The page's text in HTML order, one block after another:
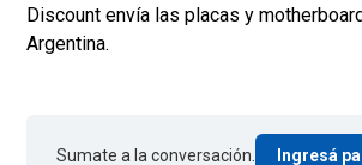
Discount envía las placas y
Argentina.
Sumate a la conversación. Ingresá